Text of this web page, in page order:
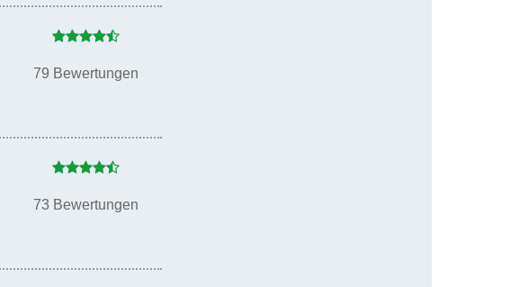
79 Bewertungen
73 Bewertungen